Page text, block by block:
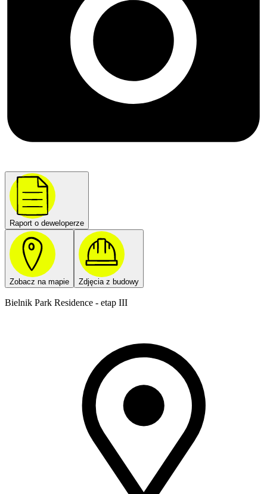
Raport o deweloperze
Zobacz na mapie Zdjęcia z budowy
Bielnik Park Residence - etap III